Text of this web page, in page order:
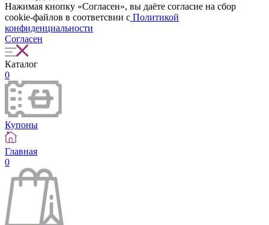
Нажимая кнопку «Согласен», вы даёте cогласие на сбор
cookie-файлов в соответсвии с Политикой
конфиденциальности
Согласен
Каталог
0
Купоны
Главная
0